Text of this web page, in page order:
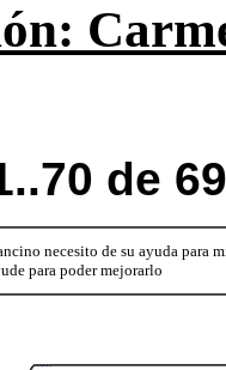
de
necesito de su ayuda para
para poder mejorarlo